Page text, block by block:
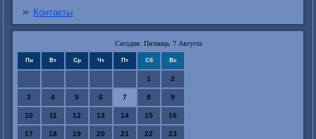
Контакты
Сегодня: Пятница, 7 Августа
Пн Вт Ср Чт Пт Сб Вс
1 2
3 4 5 6 7 8 9
10 11 12 13 14 15 16
17 18 19 20 21 22 23